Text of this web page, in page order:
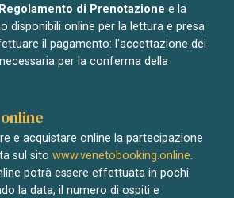
Regolamento di Prenotazione e la
disponibili online per la lettura e presa
il pagamento: l'accettazione dei
per la conferma della
e acquistare online la partecipazione
sul sito www.venetobooking.online.
potrà essere effettuata in pochi
la data, il numero di ospiti e